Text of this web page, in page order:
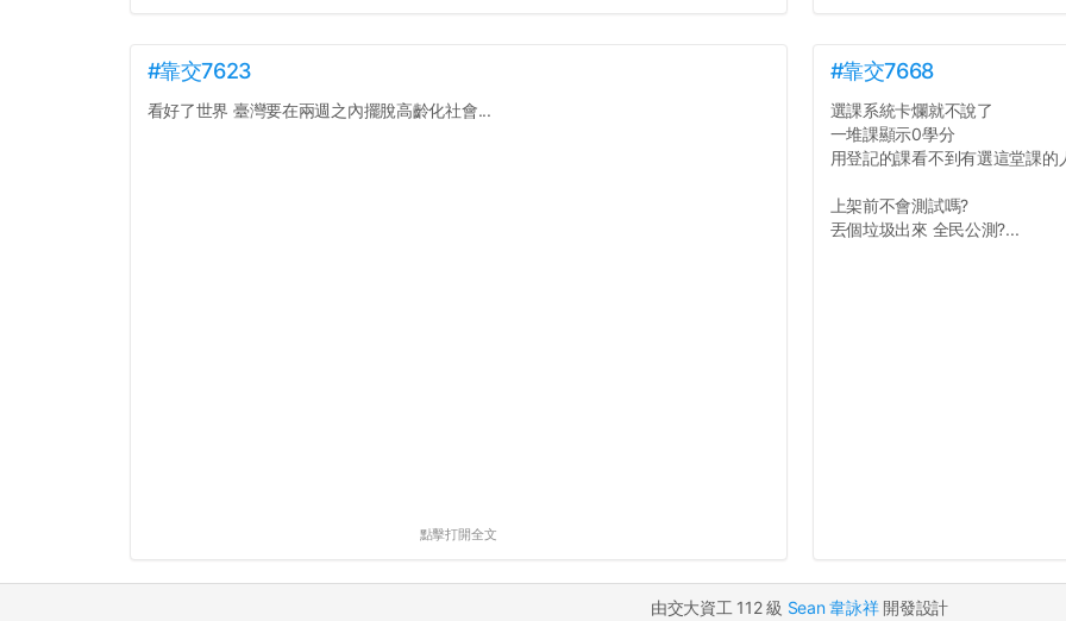
#靠交7623
看好了世界 臺灣要在兩週之內擺脫高齡化社會...
點擊打開全文
#靠交7668
選課系統卡爛就不說了
一堆課顯示0學分
用登記的課看不到有選這堂課的
上架前不會測試嗎?
丟個垃圾出來 全民公測?...
由交大資工 112 級 Sean 韋詠祥開發設計